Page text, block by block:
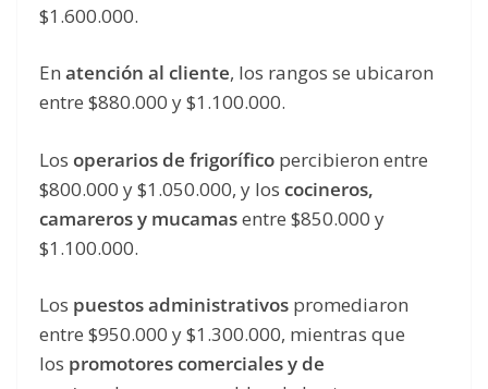
$1.600.000.
En atención al cliente, los rangos se ubicaron
entre $880.000 y $1.100.000.
Los operarios de frigorífico percibieron entre
$800.000 y $1.050.000, y los cocineros,
camareros y mucamasentre $850.000 y
$1.100.000.
Los puestos administrativos promediaron
entre $950.000 y $1.300.000, mientras que
los promotores comerciales y de